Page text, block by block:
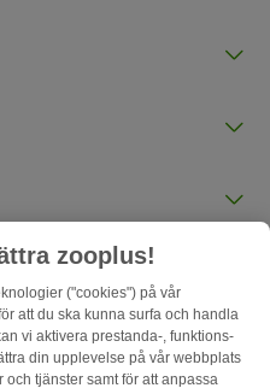
zooplus!
("cookies") på vår
att du ska kunna surfa och handla
vi aktivera prestanda-, funktions-
din upplevelse på vår webbplats
tjänster samt för att anpassa